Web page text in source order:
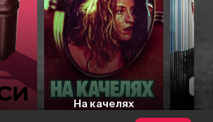
На качелях